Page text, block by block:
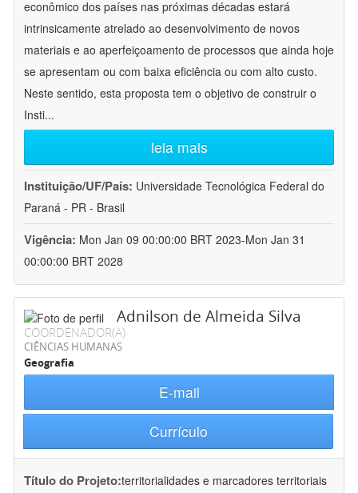
econômico dos países nas próximas décadas estará
intrinsicamente atrelado ao desenvolvimento de novos
materiais e ao aperfeiçoamento de processos que ainda hoje
se apresentam ou com baixa eficiência ou com alto custo.
Neste sentido, esta proposta tem o objetivo de construir o
Insti...
leia mais
Instituição/UF/País: Universidade Tecnológica Federal do
Paraná - PR - Brasil
Vigência: Mon Jan 09 00:00:00 BRT 2023-Mon Jan 31
00:00:00 BRT 2028
Adnilson de Almeida Silva
COORDENADOR(A)
CIÊNCIAS HUMANAS
Geografia
E-mail
Currículo
Título do Projeto:territorialidades e marcadores territoriais